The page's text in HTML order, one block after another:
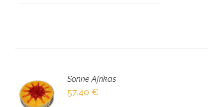
Sonne Afrikas
57,40 €